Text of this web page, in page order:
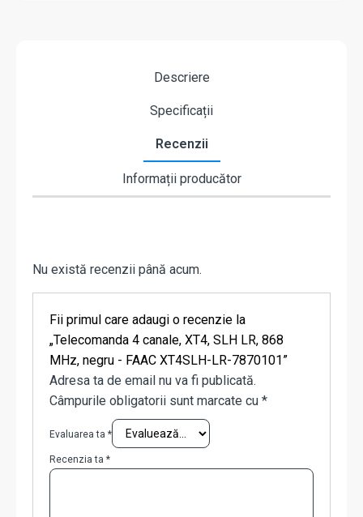
Descriere
Specificații
Recenzii
Informații producător
Nu există recenzii până acum.
Fii primul care adaugi o recenzie la
„Telecomanda 4 canale, XT4, SLH LR, 868
MHz, negru - FAAC XT4SLH-LR-7870101”
Adresa ta de email nu va fi publicată.
Câmpurile obligatorii sunt marcate cu *
Evaluarea ta *
Recenzia ta *